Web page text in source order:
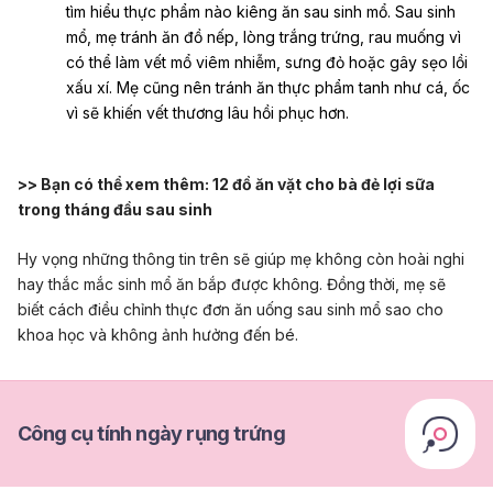
tìm hiểuthực phẩm nào kiêng ăn sau sinh mổ. Sau sinh
mổ, mẹ tránh ăn đồ nếp, lòng trắng trứng, rau muống vì
có thể làm vết mổ viêm nhiễm, sưng đỏ hoặc gây sẹo lồi
xấu xí. Mẹ cũng nên tránh ăn thực phẩm tanh như cá, ốc
vì sẽ khiến vết thương lâu hồi phục hơn.
>> Bạn có thể xem thêm: 12 đồ ăn vặt cho bà đẻ lợi sữa
trong tháng đầu sau sinh
Hy vọng những thông tin trên sẽ giúp mẹ không còn hoài nghi
hay thắc mắc sinh mổ ăn bắp được không. Đồng thời, mẹ sẽ
biết cách điều chỉnh thực đơn ăn uống sau sinh mổ sao cho
khoa học và không ảnh hưởng đến bé.
Công cụ tính ngày rụng trứng